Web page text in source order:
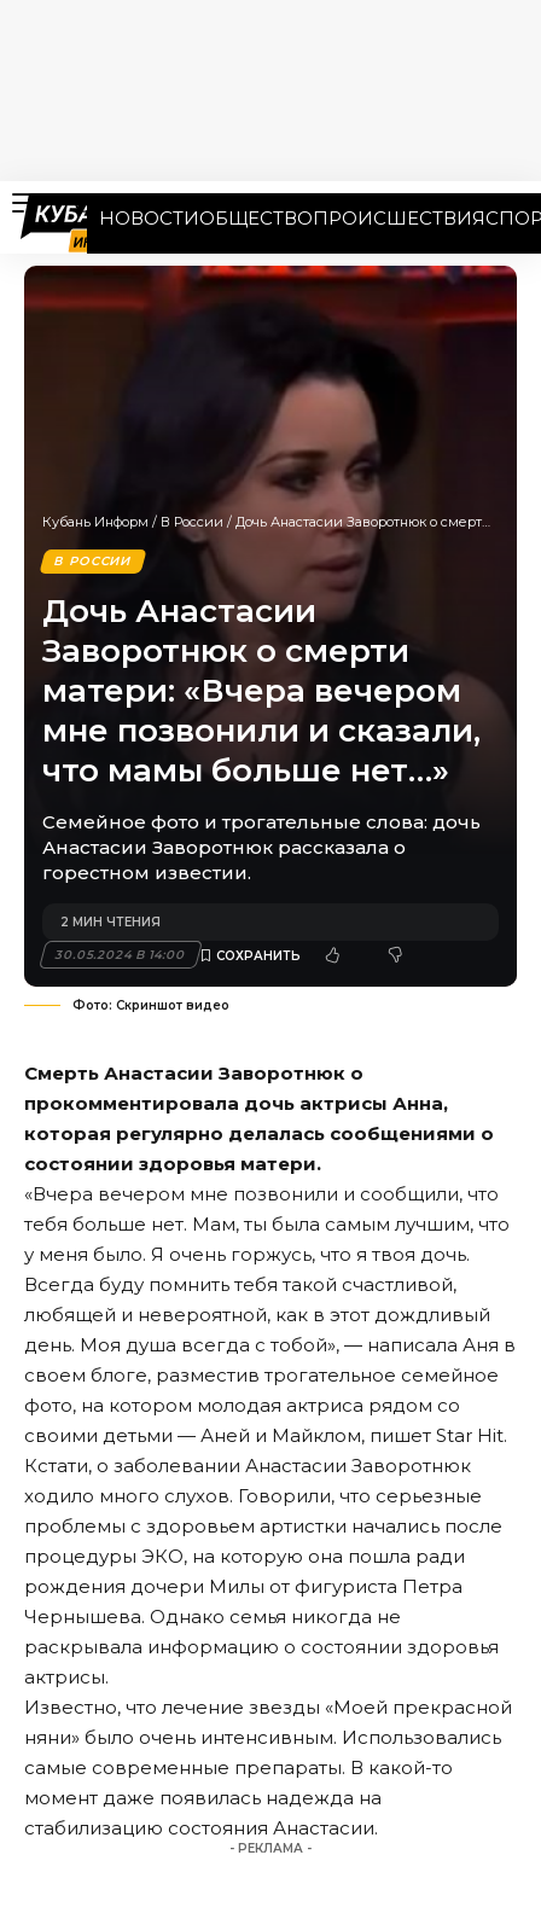
НОВОСТИОБЩЕСТВОПРОИСШЕСТВИЯ
Кубань Информ / В России / Дочь Анастасии Заворотнюк о смерти матери: «Вчера вечером мне позвонили и сказали, что мамы больше нет…»
В РОССИИ
Дочь Анастасии
Заворотнюк о смерти
матери: «Вчера вечером
мне позвонили и сказали,
что мамы больше нет…»
Семейное фото и трогательные слова: дочь
Анастасии Заворотнюк рассказала о
горестном известии.
30.05.2024 В 14:00
2 МИН ЧТЕНИЯ
Фото: Скриншот видео
Смерть Анастасии Заворотнюк о
прокомментировала дочь актрисы Анна,
которая регулярно делалась сообщениями о
состоянии здоровья матери.
«Вчера вечером мне позвонили и сообщили, что
тебя больше нет. Мам, ты была самым лучшим, что
у меня было. Я очень горжусь, что я твоя дочь.
Всегда буду помнить тебя такой счастливой,
любящей и невероятной, как в этот дождливый
день. Моя душа всегда с тобой», — написала Аня в
своем блоге, разместив трогательное семейное
фото, на котором молодая актриса рядом со
своими детьми — Аней и Майклом, пишет Star Hit.
Кстати, о заболевании Анастасии Заворотнюк
ходило много слухов. Говорили, что серьезные
проблемы с здоровьем артистки начались после
процедуры ЭКО, на которую она пошла ради
рождения дочери Милы от фигуриста Петра
Чернышева. Однако семья никогда не
раскрывала информацию о состоянии здоровья
актрисы.
Известно, что лечение звезды «Моей прекрасной
няни» было очень интенсивным. Использовались
самые современные препараты. В какой-то
момент даже появилась надежда на
стабилизацию состояния Анастасии.
- РЕКЛАМА -